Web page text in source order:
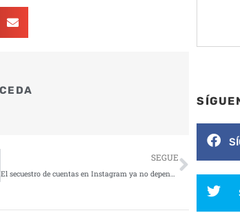
SEGUE
El secuestro de cuentas en Instagram ya no depende de engañar a la IA